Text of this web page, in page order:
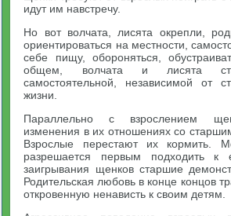
идут им навстречу.
Но вот волчата, лисята окрепли,
ориентироваться на местности,
себе пищу, обороняться,
общем, волчата и лисята
самостоятельной, независимой от
жизни.
Параллельно с взрослением
изменения в их отношениях со
Взрослые перестают их кормить.
разрешается первым подходить
заигрывания щенков старшие
Родительская любовь в конце концов
откровенную ненависть к своим детям.